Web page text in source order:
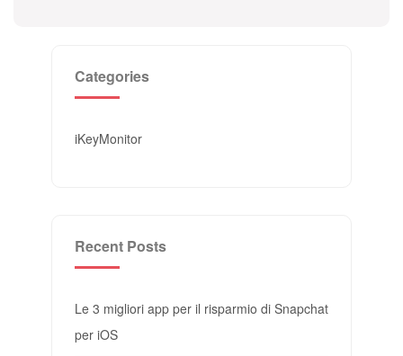
Categories
iKeyMonitor
Recent Posts
Le 3 migliori app per il risparmio di Snapchat
per iOS